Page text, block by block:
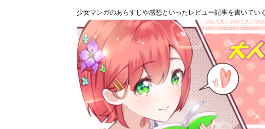
少女マンガのあらすじや感想といったレビュー記事を書いてい